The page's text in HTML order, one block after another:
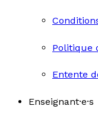
Politique
Entente
Enseignant·e·s